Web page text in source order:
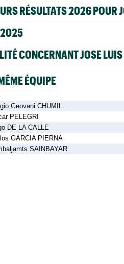
RÉSULTATS 2026 POUR
2025
CONCERNANT JOSE
ÉQUIPE
Geovani CHUMIL
PELEGRI
DE LA CALLE
GARCIA PIERNA
SAINBAYAR